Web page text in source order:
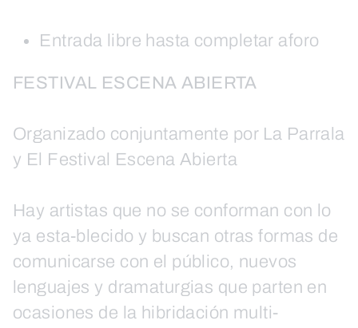
Entrada libre hasta completar aforo
FESTIVAL ESCENA ABIERTA
Organizado conjuntamente por La Parrala
y El Festival Escena Abierta
Hay artistas que no se conforman con lo
ya esta-blecido y buscan otras formas de
comunicarse con el público, nuevos
lenguajes y dramaturgias que parten en
ocasiones de la hibridación multi-